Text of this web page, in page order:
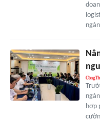
hợp